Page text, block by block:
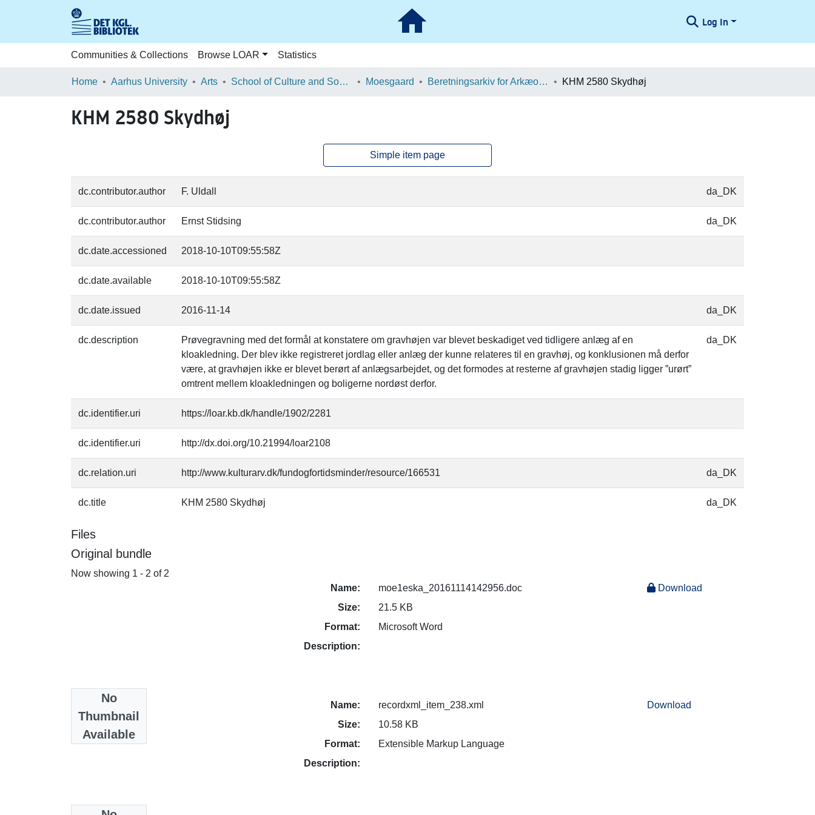
Log In
Communities & Collections Browse LOAR Statistics
Home Aarhus University Arts School of Culture and Society Moesgaard Beretningsarkiv for Arkæologiske Undersøgelser KHM 2580 Skydhøj
KHM 2580 Skydhøj
Simple item page
dc.contributor.author F. Uldall da_DK
dc.contributor.author Ernst Stidsing da_DK
dc.date.accessioned 2018-10-10T09:55:58Z
dc.date.available 2018-10-10T09:55:58Z
dc.date.issued 2016-11-14 da_DK
dc.description
Prøvegravning med det formål at konstatere om gravhøjen var blevet beskadiget ved tidligere anlæg af en
kloakledning. Der blev ikke registreret jordlag eller anlæg der kunne relateres til en gravhøj, og konklusionen må derfor
være, at gravhøjen ikke er blevet berørt af anlægsarbejdet, og det formodes at resterne af gravhøjen stadig ligger ”urørt”
omtrent mellem kloakledningen og boligerne nordøst derfor.
da_DK
dc.identifier.uri https://loar.kb.dk/handle/1902/2281
dc.identifier.uri http://dx.doi.org/10.21994/loar2108
dc.relation.uri http://www.kulturarv.dk/fundogfortidsminder/resource/166531 da_DK
dc.title KHM 2580 Skydhøj da_DK
Files
Original bundle
Now showing 1 - 2 of 2
No
Thumbnail
Available
Name:
moe1eska_20161114142956.doc
Size:
21.5 KB
Format:
Microsoft Word
Description:
Download
Name:
recordxml_item_238.xml
Size:
10.58 KB
Format:
Extensible Markup Language
Description:
Download